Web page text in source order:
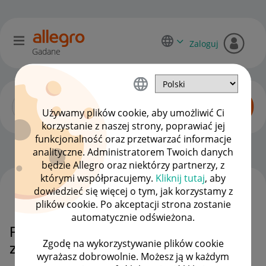
Używamy plików cookie, aby umożliwić Ci
korzystanie z naszej strony, poprawiać jej
funkcjonalność oraz przetwarzać informacje
analityczne. Administratorem Twoich danych
będzie Allegro oraz niektórzy partnerzy, z
którymi współpracujemy. Kliknij tutaj, aby
dowiedzieć się więcej o tym, jak korzystamy z
plików cookie. Po akceptacji strona zostanie
automatycznie odświeżona.
Zgodę na wykorzystywanie plików cookie
wyrażasz dobrowolnie. Możesz ją w każdym
Gadane
Zaloguj
Allegro Delivery OPCJE
Paczka otrzymała status
zagubionej
WSZYSTKIE TEMATY